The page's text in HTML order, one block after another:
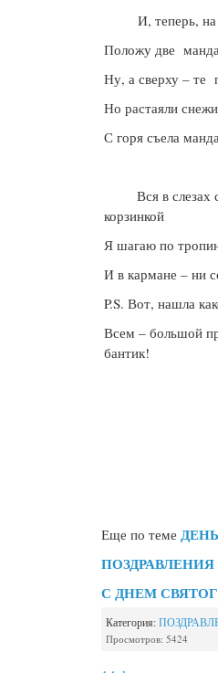
И, теперь, на
Положу две
Ну, а сверху – те
Но растаяли
С горя съела
Вся в слезах
корзинкой
Я шагаю по
И в кармане – ни
P.S. Вот, нашла
Всем – большой
бантик!
Еще по теме
С ДНЕМ
Категория:
Просмотров: 5424